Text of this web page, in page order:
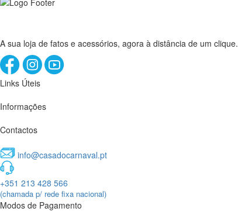
A sua loja de fatos e acessórios, agora à distância de um clique.
Links Úteis
Informações
Contactos
info@casadocarnaval.pt
+351 213 428 566
(chamada p/ rede fixa nacional)
Modos de Pagamento